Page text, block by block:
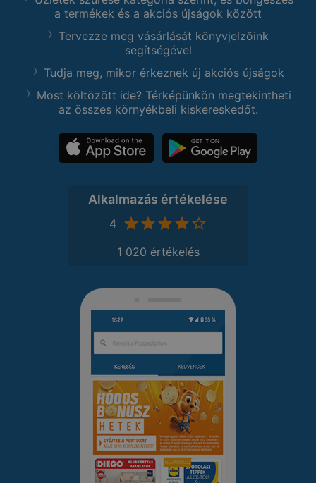
a termékek és a akciós újságok között
Tervezze meg vásárlását könyvjelzőink
segítségével
Tudja meg, mikor érkeznek új akciós újságok
Most költözött ide? Térképünkön megtekintheti
az összes környékbeli kiskereskedőt.
Alkalmazás értékelése
4
1 020 értékelés